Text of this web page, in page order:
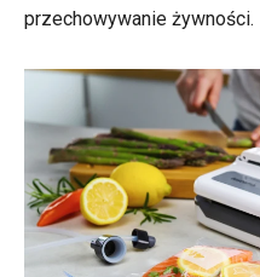
przechowywanie żywności.